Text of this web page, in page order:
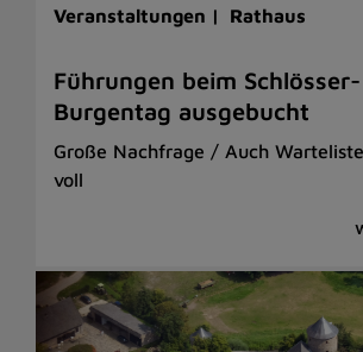
Veranstaltungen | Rathaus
Führungen beim
Burgentag ausgebucht
Große Nachfrage / Auch
voll